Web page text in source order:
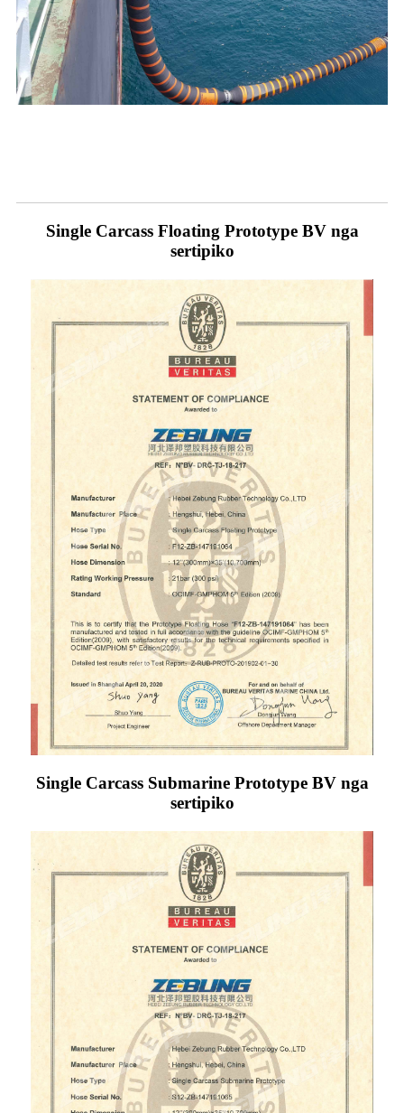
Single Carcass Floating Prototype BV nga
sertipiko
Single Carcass Submarine Prototype BV nga
sertipiko